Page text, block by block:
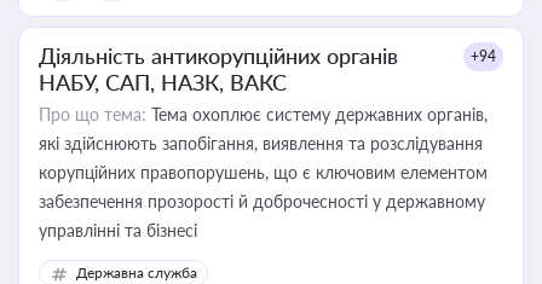
Діяльність антикорупційних органів
НАБУ, САП, НАЗК, ВАКС
+94
Про що тема: Тема охоплює систему державних органів,
які здійснюють запобігання, виявлення та розслідування
корупційних правопорушень, що є ключовим елементом
забезпечення прозорості й доброчесності у державному
управлінні та бізнесі
Державна служба